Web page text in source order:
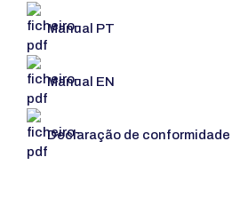
Manual PT
Manual EN
Declaração de conformidade